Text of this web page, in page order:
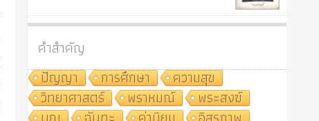
คำสำคัญ
ปัญญา
การศึกษา
ความสุข
วิทยาศาสตร์
พราหมณ์
พระสงฆ์